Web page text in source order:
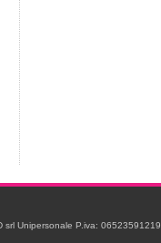
srl Unipersonale P.iva: 06523591219